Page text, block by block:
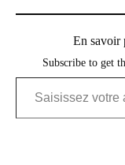
En savoir
Subscribe to get
Saisissez votre adresse e-mail…